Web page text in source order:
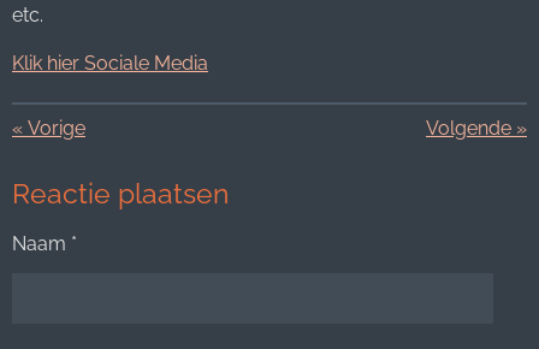
etc.
Klik hier Sociale Media
« Vorige Volgende »
Reactie plaatsen
Naam *